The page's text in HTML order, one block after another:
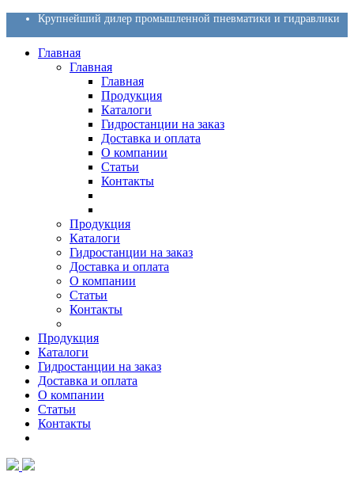
Крупнейший дилер промышленной пневматики и гидравлики
Главная
Главная
Главная
Продукция
Каталоги
Гидростанции на заказ
Доставка и оплата
О компании
Статьи
Контакты
Продукция
Каталоги
Гидростанции на заказ
Доставка и оплата
О компании
Статьи
Контакты
Продукция
Каталоги
Гидростанции на заказ
Доставка и оплата
О компании
Статьи
Контакты